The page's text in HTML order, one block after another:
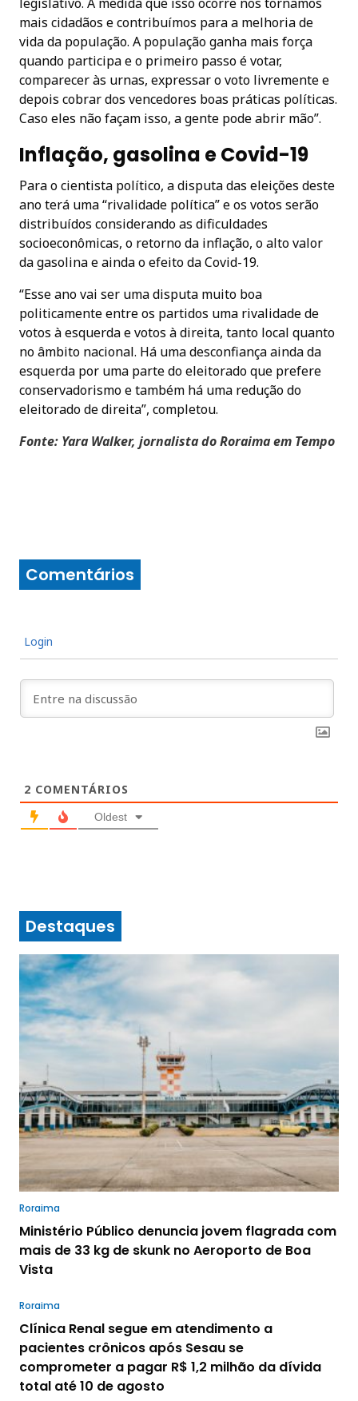
legislativo. À medida que isso ocorre nos tornamos
mais cidadãos e contribuímos para a melhoria de
vida da população. A população ganha mais força
quando participa e o primeiro passo é votar,
comparecer às urnas, expressar o voto livremente e
depois cobrar dos vencedores boas práticas políticas.
Caso eles não façam isso, a gente pode abrir mão”.
Inflação, gasolina e Covid-19
Para o cientista político, a disputa das eleições deste
ano terá uma “rivalidade política” e os votos serão
distribuídos considerando as dificuldades
socioeconômicas, o retorno da inflação, o alto valor
da gasolina e ainda o efeito da Covid-19.
“Esse ano vai ser uma disputa muito boa
politicamente entre os partidos uma rivalidade de
votos à esquerda e votos à direita, tanto local quanto
no âmbito nacional. Há uma desconfiança ainda da
esquerda por uma parte do eleitorado que prefere
conservadorismo e também há uma redução do
eleitorado de direita”, completou.
Fonte: Yara Walker, jornalista do Roraima em Tempo
Comentários
Login
2 COMENTÁRIOS
Oldest
Destaques
Roraima
Ministério Público denuncia jovem flagrada com
mais de 33 kg de skunk no Aeroporto de Boa
Vista
Roraima
Clínica Renal segue em atendimento a
pacientes crônicos após Sesau se
comprometer a pagar R$ 1,2 milhão da dívida
total até 10 de agosto